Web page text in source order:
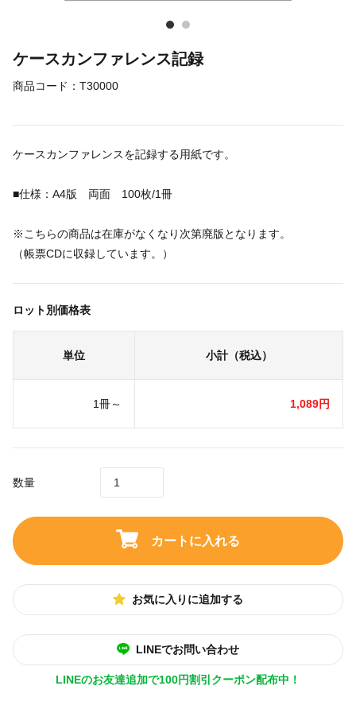
ケースカンファレンス記録
商品コード： T30000
ケースカンファレンスを記録する用紙です。
■仕様：A4版 両面 100枚/1冊
※こちらの商品は在庫がなくなり次第廃版となります。
（帳票CDに収録しています。）
ロット別価格表
単位 小計（税込）
1冊～ 1,089円
数量
カートに入れる
お気に入りに追加する
LINEでお問い合わせ
LINEのお友達追加で100円割引クーポン配布中！